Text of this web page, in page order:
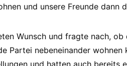
und unsere Freunde dann
Wunsch und fragte nach,
Partei nebeneinander